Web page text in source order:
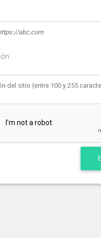
abc.com
del sitio (entre 100 y 255